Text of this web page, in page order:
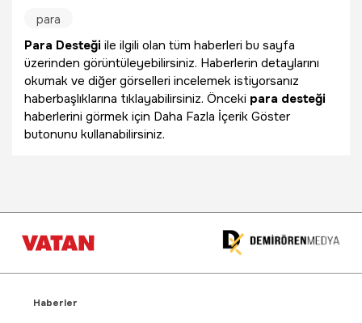
para
Para Desteği ile ilgili olan tüm haberleri bu sayfa
üzerinden görüntüleyebilirsiniz. Haberlerin detaylarını
okumak ve diğer görselleri incelemek istiyorsanız
haberbaşlıklarına tıklayabilirsiniz. Önceki para desteği
haberlerini görmek için Daha Fazla İçerik Göster
butonunu kullanabilirsiniz.
Haberler